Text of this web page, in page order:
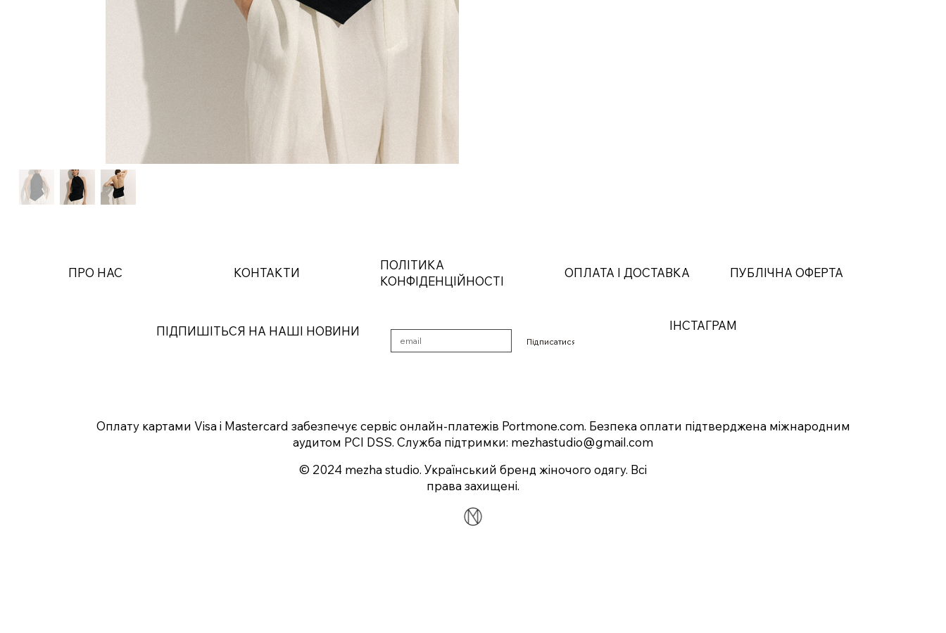
ПРО НАС КОНТАКТИ
ПОЛІТИКА
КОНФІДЕНЦІЙНОСТІ
ОПЛАТА І ДОСТАВКА ПУБЛІЧНА ОФЕРТА
ПІДПИШІТЬСЯ НА НАШІ НОВИНИ ІНСТАГРАМ
Підписатися
Оплату картами Visa і Mastercard забезпечує сервіс онлайн-платежів Portmone.com. Безпека оплати підтверджена міжнародним
аудитом PCI DSS. Служба підтримки: mezhastudio@gmail.com
© 2024 mezha studio. Український бренд жіночого одягу. Всі
права захищені.